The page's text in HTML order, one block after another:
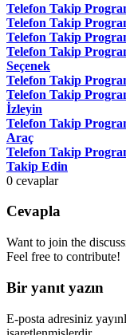
Telefon Takip
Telefon Takip
Telefon Takip
Telefon Takip
Seçenek
Telefon Takip
Telefon Takip
İzleyin
Telefon Takip
Araç
Telefon Takip
Takip Edin
0 cevaplar
Cevapla
Want to join the
Feel free to contribute!
Bir yanıt yazın
E-posta adresiniz